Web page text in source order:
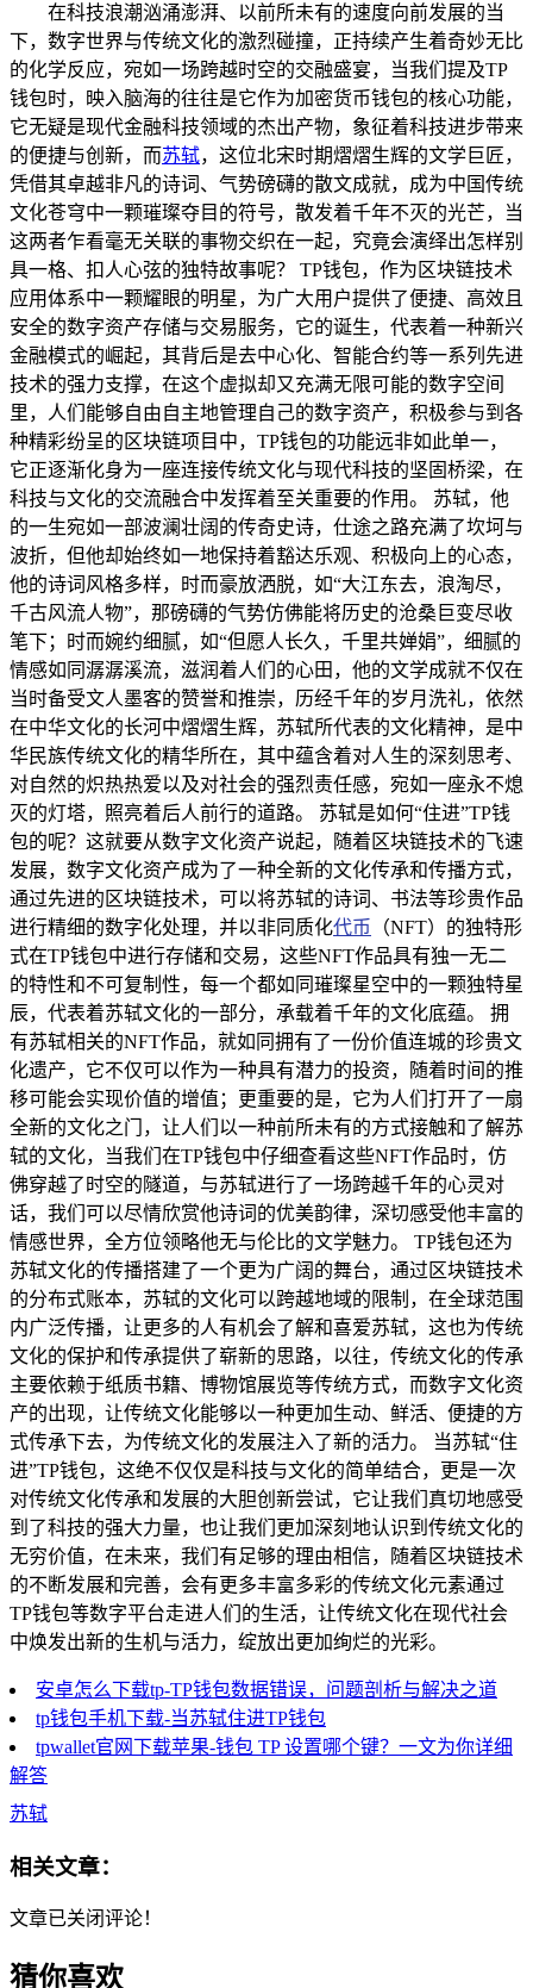
在科技浪潮汹涌澎湃、以前所未有的速度向前发展的当
下，数字世界与传统文化的激烈碰撞，正持续产生着奇妙无比
的化学反应，宛如一场跨越时空的交融盛宴，当我们提及TP
钱包时，映入脑海的往往是它作为加密货币钱包的核心功能，
它无疑是现代金融科技领域的杰出产物，象征着科技进步带来
的便捷与创新，而苏轼，这位北宋时期熠熠生辉的文学巨匠，
凭借其卓越非凡的诗词、气势磅礴的散文成就，成为中国传统
文化苍穹中一颗璀璨夺目的符号，散发着千年不灭的光芒，当
这两者乍看毫无关联的事物交织在一起，究竟会演绎出怎样别
具一格、扣人心弦的独特故事呢？ TP钱包，作为区块链技术
应用体系中一颗耀眼的明星，为广大用户提供了便捷、高效且
安全的数字资产存储与交易服务，它的诞生，代表着一种新兴
金融模式的崛起，其背后是去中心化、智能合约等一系列先进
技术的强力支撑，在这个虚拟却又充满无限可能的数字空间
里，人们能够自由自主地管理自己的数字资产，积极参与到各
种精彩纷呈的区块链项目中，TP钱包的功能远非如此单一，
它正逐渐化身为一座连接传统文化与现代科技的坚固桥梁，在
科技与文化的交流融合中发挥着至关重要的作用。 苏轼，他
的一生宛如一部波澜壮阔的传奇史诗，仕途之路充满了坎坷与
波折，但他却始终如一地保持着豁达乐观、积极向上的心态，
他的诗词风格多样，时而豪放洒脱，如“大江东去，浪淘尽，
千古风流人物”，那磅礴的气势仿佛能将历史的沧桑巨变尽收
笔下；时而婉约细腻，如“但愿人长久，千里共婵娟”，细腻的
情感如同潺潺溪流，滋润着人们的心田，他的文学成就不仅在
当时备受文人墨客的赞誉和推崇，历经千年的岁月洗礼，依然
在中华文化的长河中熠熠生辉，苏轼所代表的文化精神，是中
华民族传统文化的精华所在，其中蕴含着对人生的深刻思考、
对自然的炽热热爱以及对社会的强烈责任感，宛如一座永不熄
灭的灯塔，照亮着后人前行的道路。 苏轼是如何“住进”TP钱
包的呢？这就要从数字文化资产说起，随着区块链技术的飞速
发展，数字文化资产成为了一种全新的文化传承和传播方式，
通过先进的区块链技术，可以将苏轼的诗词、书法等珍贵作品
进行精细的数字化处理，并以非同质化代币
（NFT）的独特形
式在TP钱包中进行存储和交易，这些NFT作品具有独一无二
的特性和不可复制性，每一个都如同璀璨星空中的一颗独特星
辰，代表着苏轼文化的一部分，承载着千年的文化底蕴。 拥
有苏轼相关的NFT作品，就如同拥有了一份价值连城的珍贵文
化遗产，它不仅可以作为一种具有潜力的投资，随着时间的推
移可能会实现价值的增值；更重要的是，它为人们打开了一扇
全新的文化之门，让人们以一种前所未有的方式接触和了解苏
轼的文化，当我们在TP钱包中仔细查看这些NFT作品时，仿
佛穿越了时空的隧道，与苏轼进行了一场跨越千年的心灵对
话，我们可以尽情欣赏他诗词的优美韵律，深切感受他丰富的
情感世界，全方位领略他无与伦比的文学魅力。 TP钱包还为
苏轼文化的传播搭建了一个更为广阔的舞台，通过区块链技术
的分布式账本，苏轼的文化可以跨越地域的限制，在全球范围
内广泛传播，让更多的人有机会了解和喜爱苏轼，这也为传统
文化的保护和传承提供了崭新的思路，以往，传统文化的传承
主要依赖于纸质书籍、博物馆展览等传统方式，而数字文化资
产的出现，让传统文化能够以一种更加生动、鲜活、便捷的方
式传承下去，为传统文化的发展注入了新的活力。 当苏轼“住
进”TP钱包，这绝不仅仅是科技与文化的简单结合，更是一次
对传统文化传承和发展的大胆创新尝试，它让我们真切地感受
到了科技的强大力量，也让我们更加深刻地认识到传统文化的
无穷价值，在未来，我们有足够的理由相信，随着区块链技术
的不断发展和完善，会有更多丰富多彩的传统文化元素通过
TP钱包等数字平台走进人们的生活，让传统文化在现代社会
中焕发出新的生机与活力，绽放出更加绚烂的光彩。
安卓怎么下载tp-TP钱包数据错误，问题剖析与解决之道
tp钱包手机下载-当苏轼住进TP钱包
tpwallet官网下载苹果-钱包 TP 设置哪个键？一文为你详细
解答
苏轼
相关文章：
文章已关闭评论！
猜你喜欢